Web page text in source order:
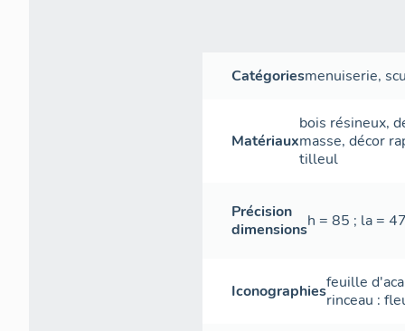
Catégoriesmenuiserie,
Matériaux
bois résineux,
masse, décor
tilleul
Précision
dimensionsh = 85 ; la =
Iconographiesfeuille
rinceau :